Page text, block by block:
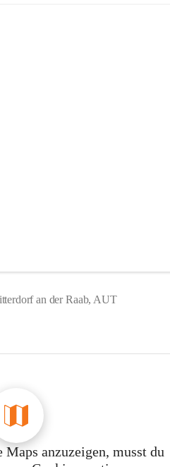
an der Raab, AUT
anzuzeigen, musst du